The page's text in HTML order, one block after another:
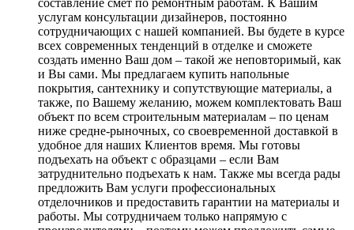
услугам консультации дизайнеров, постоянно
сотрудничающих с нашей компанией. Вы будете в курсе
всех современных тенденций в отделке и сможете
создать именно Ваш дом – такой же неповторимый, как
и Вы сами. Мы предлагаем купить напольные
покрытия, сантехнику и сопутствующие материалы, а
также, по Вашему желанию, можем комплектовать Ваш
объект по всем строительным материалам – по ценам
ниже средне-рыночных, со своевременной доставкой в
удобное для наших Клиентов время. Мы готовы
подъехать на объект с образцами – если Вам
затруднительно подъехать к нам. Также мы всегда рады
предложить Вам услуги профессиональных
отделочников и предоставить гарантии на материалы и
работы. Мы сотрудничаем только напрямую с